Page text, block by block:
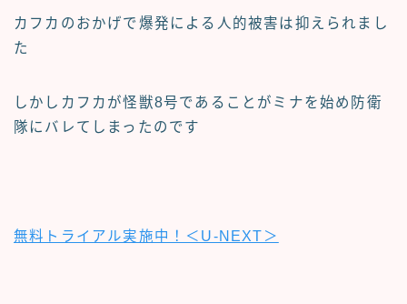
カフカのおかげで爆発による人的被害は抑えられまし
た
しかしカフカが怪獣8号であることがミナを始め防衛
隊にバレてしまったのです
無料トライアル実施中！＜U-NEXT＞